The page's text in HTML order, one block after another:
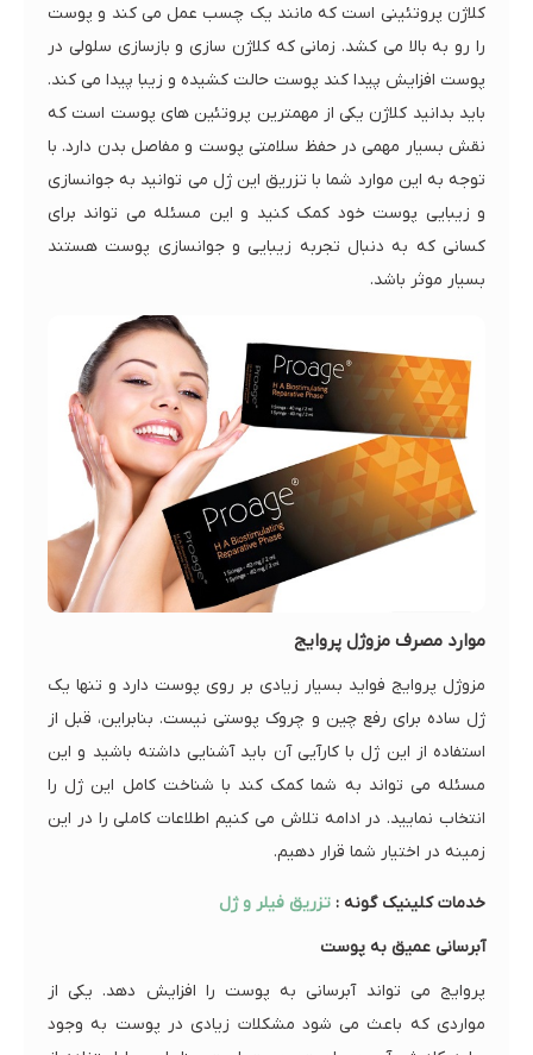
کلاژن پروتئینی است که مانند یک چسب عمل می کند و پوست
را رو به بالا می کشد. زمانی که کلاژن سازی و بازسازی سلولی در
پوست افزایش پیدا کند پوست حالت کشیده و زیبا پیدا می کند.
باید بدانید کلاژن یکی از مهمترین پروتئین های پوست است که
نقش بسیار مهمی در حفظ سلامتی پوست و مفاصل بدن دارد. با
توجه به این موارد شما با تزریق این ژل می توانید به جوانسازی
و زیبایی پوست خود کمک کنید و این مسئله می تواند برای
کسانی که به دنبال تجربه زیبایی و جوانسازی پوست هستند
بسیار موثر باشد.
موارد مصرف مزوژل پروایج
مزوژل پروایج فواید بسیار زیادی بر روی پوست دارد و تنها یک
ژل ساده برای رفع چین و چروک پوستی نیست. بنابراین، قبل از
استفاده از این ژل با کارآیی آن باید آشنایی داشته باشید و این
مسئله می تواند به شما کمک کند با شناخت کامل این ژل را
انتخاب نمایید. در ادامه تلاش می کنیم اطلاعات کاملی را در این
زمینه در اختیار شما قرار دهیم.
خدمات کلینیک گونه : تزریق فیلر و ژل
آبرسانی عمیق به پوست
پروایج می تواند آبرسانی به پوست را افزایش دهد. یکی از
مواردی که باعث می شود مشکلات زیادی در پوست به وجود